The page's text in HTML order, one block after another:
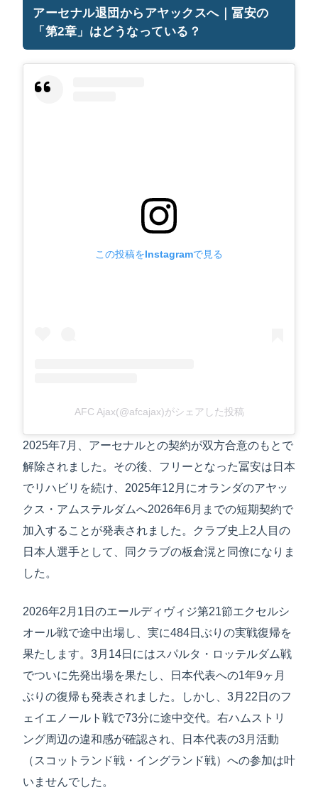
アーセナル退団からアヤックスへ｜冨安の
「第2章」はどうなっている？
この投稿をInstagramで見る
AFC Ajax(@afcajax)がシェアした投稿
2025年7月、アーセナルとの契約が双方合意のもとで
解除されました。その後、フリーとなった冨安は日本
でリハビリを続け、2025年12月にオランダのアヤッ
クス・アムステルダムへ2026年6月までの短期契約で
加入することが発表されました。クラブ史上2人目の
日本人選手として、同クラブの板倉滉と同僚になりま
した。
2026年2月1日のエールディヴィジ第21節エクセルシ
オール戦で途中出場し、実に484日ぶりの実戦復帰を
果たします。3月14日にはスパルタ・ロッテルダム戦
でついに先発出場を果たし、日本代表への1年9ヶ月
ぶりの復帰も発表されました。しかし、3月22日のフ
ェイエノールト戦で73分に途中交代。右ハムストリ
ング周辺の違和感が確認され、日本代表の3月活動
（スコットランド戦・イングランド戦）への参加は叶
いませんでした。